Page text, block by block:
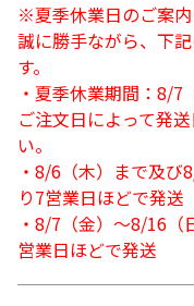
※夏季休業日のご案
誠に勝手ながら、下
す。
・夏季休業期間：8/7
ご注文日によって発
い。
・8/6（木）まで及
り7営業日ほどで発送
・8/7（金）～8/16
営業日ほどで発送